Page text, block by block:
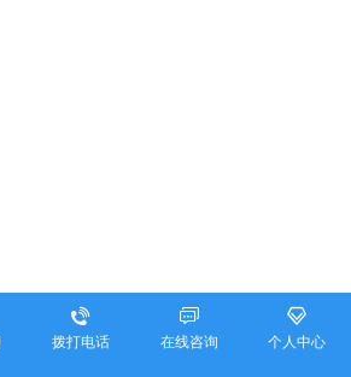

拨打电话

在线咨询

个人中心